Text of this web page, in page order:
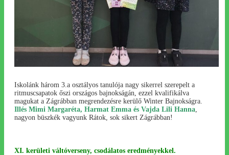
Iskolánk három 3.a osztályos tanulója nagy sikerrel szerepelt a
ritmuscsapatok őszi országos bajnokságán, ezzel kvalifikálva
magukat a Zágrábban megrendezésre kerülő Winter Bajnokságra.
Illés Mimi Margaréta, Harmat Emma és Vajda Lili Hanna,
nagyon büszkék vagyunk Rátok, sok sikert Zágrábban!
XI. kerületi váltóverseny, csodálatos eredményekkel.